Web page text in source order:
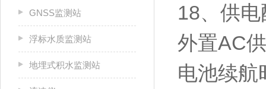
GNSS监测站
浮标水质监测站
地埋式积水监测站
18、供
外置AC
电池续航